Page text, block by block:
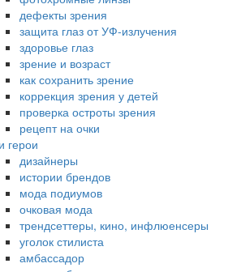
дефекты зрения
защита глаз от УФ-излучения
здоровье глаз
зрение и возраст
как сохранить зрение
коррекция зрения у детей
проверка остроты зрения
рецепт на очки
герои
дизайнеры
истории брендов
мода подиумов
очковая мода
трендсеттеры, кино, инфлюенсеры
уголок стилиста
амбассадор